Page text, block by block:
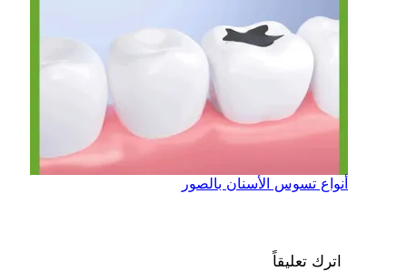
أنواع تسوس الأسنان بالصور
اترك تعليقاً